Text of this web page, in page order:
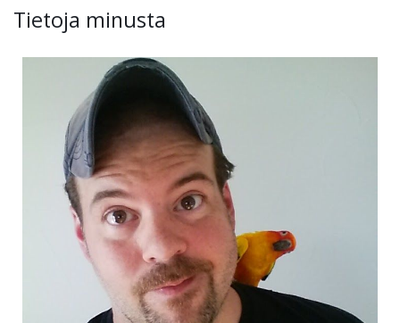
Tietoja minusta